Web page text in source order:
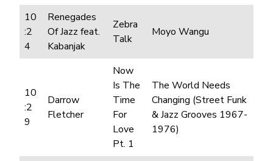
10
:2
4
Renegades
Of Jazz feat.
Kabanjak
Zebra
Talk
Moyo Wangu
10
:2
9
Darrow
Fletcher
Now
Is The
Time
For
Love
Pt. 1
The World Needs
Changing (Street Funk
& Jazz Grooves 1967-
1976)